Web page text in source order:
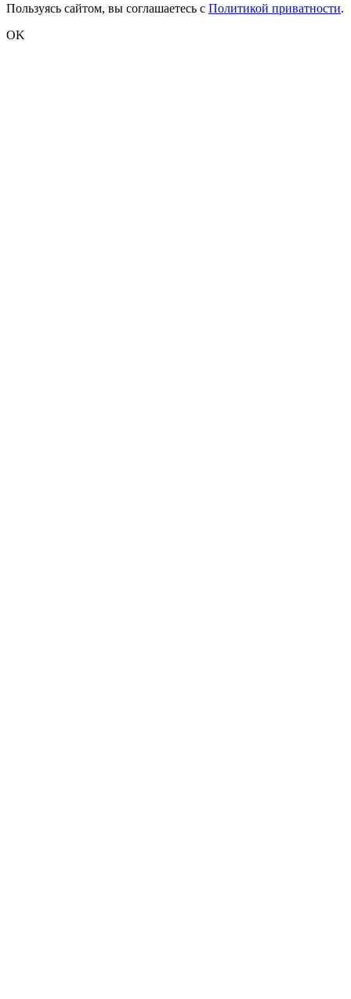
Пользуясь сайтом, вы соглашаетесь с Политикой приватности.
OK